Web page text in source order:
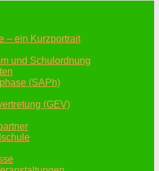
– ein Kurzportrait
und Schulordnung
(SAPh)
(GEV)